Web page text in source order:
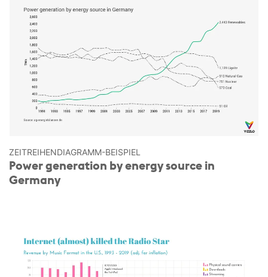
ZEITREIHEN­DIAGRAMM-BEISPIEL
Power generation by energy source in
Germany